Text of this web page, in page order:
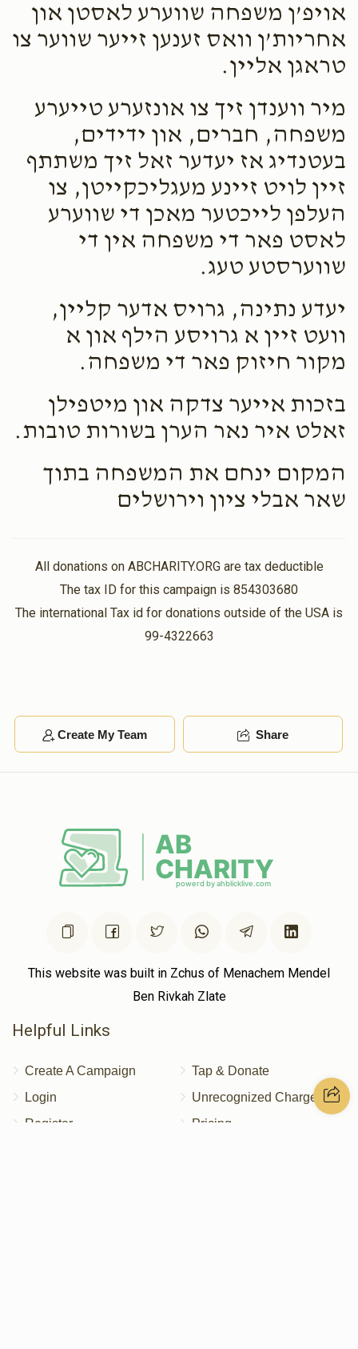
אויפ’ן משפחה שווערע לאסטן און
אחריות’ן וואס זענען זייער שווער צו
טראגן אליין.
מיר ווענדן זיך צו אונזערע טייערע
משפחה, חברים, און ידידים,
בעטנדיג אז יעדער זאל זיך משתתף
זיין לויט זיינע מעגליכקייטן, צו
העלפן לייכטער מאכן די שווערע
לאסט פאר די משפחה אין די
שווערסטע טעג.
יעדע נתינה, גרויס אדער קליין,
וועט זיין א גרויסע הילף און א
מקור חיזוק פאר די משפחה.
בזכות אייער צדקה און מיטפילן
זאלט איר נאר הערן בשורות טובות.
המקום ינחם את המשפחה בתוך
שאר אבלי ציון וירושלים
All donations on ABCHARITY.ORG are tax deductible
The tax ID for this campaign is 854303680
The international Tax id for donations outside of the USA is
99-4322663
Create My Team Share
This website was built in Zchus of Menachem Mendel
Ben Rivkah Zlate
Helpful Links
Create A Campaign
Login
Register
Tap & Donate
Unrecognized Charge
Pricing